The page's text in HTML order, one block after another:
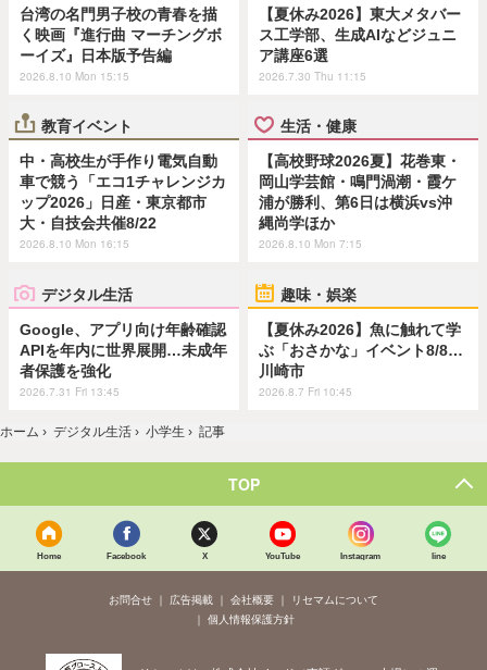
台湾の名門男子校の青春を描
く映画『進行曲 マーチングボ
ーイズ』日本版予告編
2026.8.10 Mon 15:15
【夏休み2026】東大メタバー
ス工学部、生成AIなどジュニ
ア講座6選
2026.7.30 Thu 11:15
教育イベント
中・高校生が手作り電気自動
車で競う「エコ1チャレンジカ
ップ2026」日産・東京都市
大・自技会共催8/22
2026.8.10 Mon 16:15
生活・健康
【高校野球2026夏】花巻東・
岡山学芸館・鳴門渦潮・霞ケ
浦が勝利、第6日は横浜vs沖
縄尚学ほか
2026.8.10 Mon 7:15
デジタル生活
Google、アプリ向け年齢確認
APIを年内に世界展開…未成年
者保護を強化
2026.7.31 Fri 13:45
趣味・娯楽
【夏休み2026】魚に触れて学
ぶ「おさかな」イベント8/8…
川崎市
2026.8.7 Fri 10:45
ホーム › デジタル生活 › 小学生 › 記事
TOP
Home Facebook X YouTube Instagram line
お問合せ 広告掲載 会社概要
リセマムについて
個人情報保護方針